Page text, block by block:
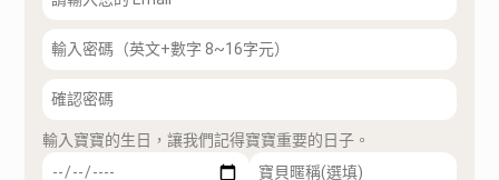
輸入寶寶的生日，讓我們記得寶寶重要的日子。